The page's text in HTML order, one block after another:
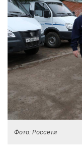
Фото: Россети